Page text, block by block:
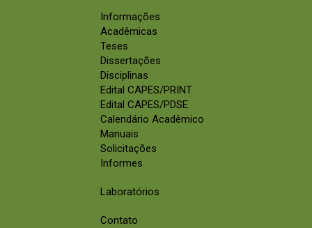
Informações
Acadêmicas
Teses
Dissertações
Disciplinas
Edital CAPES/PRINT
Edital CAPES/PDSE
Calendário Acadêmico
Manuais
Solicitações
Informes
Laboratórios
Contato